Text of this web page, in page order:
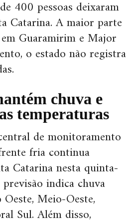
400 pessoas deixaram
Catarina. A maior parte
Guaramirim e Major
o estado não registra
chuva e
temperaturas
de monitoramento
fria continua
Catarina nesta quinta-
indica chuva
Meio-Oeste,
Sul. Além disso,